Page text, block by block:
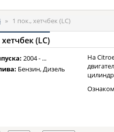
» 1 пок., хетчбек (LC)
(LC)
2004 - ...
Бензин, Дизель
На